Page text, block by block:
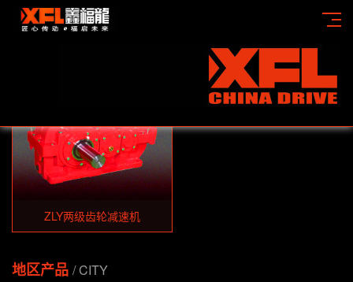
ZLY两级齿轮减速机
ZLY两级齿轮减速机
地区产品 / CITY